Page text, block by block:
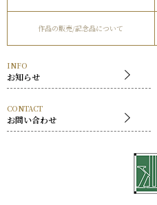
社長挨拶
作品の販売/記念品について
INFO
お知らせ
CONTACT
お問い合わせ